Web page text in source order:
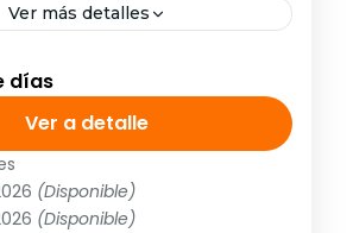
Ver más detalles
strong> Dubái
strong> Diarias
días
Ver a detalle
(Disponible)
(Disponible)